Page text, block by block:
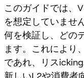
このガイドでは、
を想定していませ
何を検証し、どの
ます。これにより
であれ、リス
新しいL2や消費者